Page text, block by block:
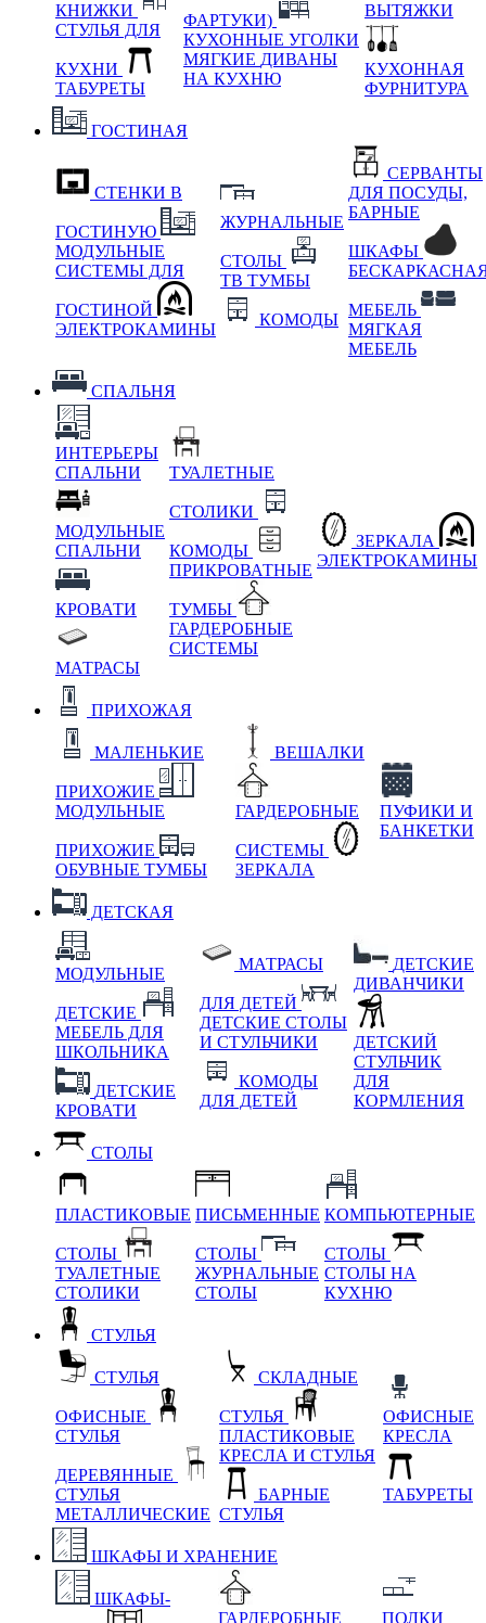
КНИЖКИ
СТУЛЬЯ ДЛЯ
КУХНИ
ТАБУРЕТЫ
ФАРТУКИ)
КУХОННЫЕ УГОЛКИ
МЯГКИЕ ДИВАНЫ
НА КУХНЮ
ВЫТЯЖКИ
КУХОННАЯ
ФУРНИТУРА
ГОСТИНАЯ
СТЕНКИ В
ГОСТИНУЮ
МОДУЛЬНЫЕ
СИСТЕМЫ ДЛЯ
ГОСТИНОЙ
ЭЛЕКТРОКАМИНЫ
ЖУРНАЛЬНЫЕ
СТОЛЫ
ТВ ТУМБЫ
КОМОДЫ
СЕРВАНТЫ
ДЛЯ ПОСУДЫ,
БАРНЫЕ
ШКАФЫ
МЕБЕЛЬ
МЯГКАЯ
МЕБЕЛЬ
СПАЛЬНЯ
ИНТЕРЬЕРЫ
СПАЛЬНИ
МОДУЛЬНЫЕ
СПАЛЬНИ
КРОВАТИ
МАТРАСЫ
ТУАЛЕТНЫЕ
СТОЛИКИ
КОМОДЫ
ПРИКРОВАТНЫЕ
ТУМБЫ
ГАРДЕРОБНЫЕ
СИСТЕМЫ
ЗЕРКАЛА
ЭЛЕКТРОКАМИНЫ
ПРИХОЖАЯ
МАЛЕНЬКИЕ
ПРИХОЖИЕ
МОДУЛЬНЫЕ
ПРИХОЖИЕ
ОБУВНЫЕ ТУМБЫ
ВЕШАЛКИ
ГАРДЕРОБНЫЕ
СИСТЕМЫ
ЗЕРКАЛА
ПУФИКИ И
БАНКЕТКИ
ДЕТСКАЯ
МОДУЛЬНЫЕ
ДЕТСКИЕ
МЕБЕЛЬ ДЛЯ
ШКОЛЬНИКА
ДЕТСКИЕ
КРОВАТИ
МАТРАСЫ
ДЛЯ ДЕТЕЙ
ДЕТСКИЕ СТОЛЫ
И СТУЛЬЧИКИ
КОМОДЫ
ДЛЯ ДЕТЕЙ
ДЕТСКИЕ
ДИВАНЧИКИ
ДЕТСКИЙ
СТУЛЬЧИК
ДЛЯ
КОРМЛЕНИЯ
СТОЛЫ
ПЛАСТИКОВЫЕ
СТОЛЫ
ТУАЛЕТНЫЕ
СТОЛИКИ
ПИСЬМЕННЫЕ
СТОЛЫ
ЖУРНАЛЬНЫЕ
СТОЛЫ
КОМПЬЮТЕРНЫЕ
СТОЛЫ
СТОЛЫ НА
КУХНЮ
СТУЛЬЯ
СТУЛЬЯ
ОФИСНЫЕ
СТУЛЬЯ
ДЕРЕВЯННЫЕ
СТУЛЬЯ
МЕТАЛЛИЧЕСКИЕ
СКЛАДНЫЕ
СТУЛЬЯ
ПЛАСТИКОВЫЕ
КРЕСЛА И СТУЛЬЯ
БАРНЫЕ
СТУЛЬЯ
ОФИСНЫЕ
КРЕСЛА
ТАБУРЕТЫ
ШКАФЫ И ХРАНЕНИЕ
ШКАФЫ-
ГАРДЕРОБНЫЕ
ПОЛКИ